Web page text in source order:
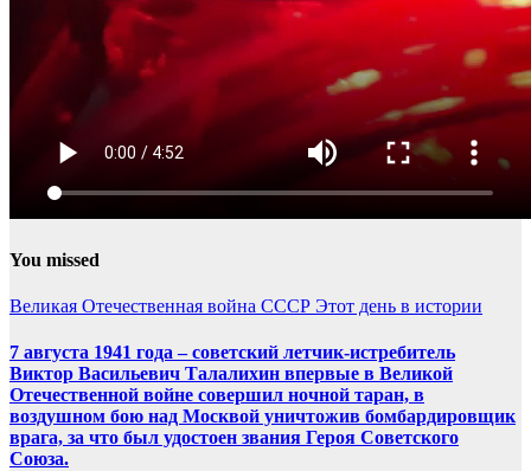
You missed
Великая Отечественная война СССР Этот день в истории
7 августа 1941 года – советский летчик-истребитель
Виктор Васильевич Талалихин впервые в Великой
Отечественной войне совершил ночной таран, в
воздушном бою над Москвой уничтожив бомбардировщик
врага, за что был удостоен звания Героя Советского
Союза.